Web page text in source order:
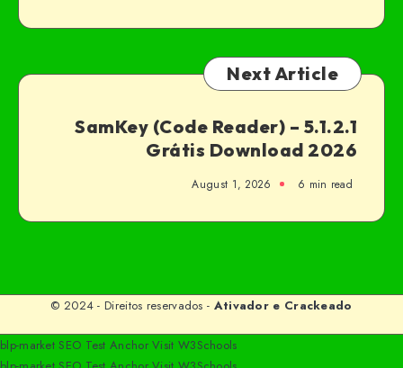
Next Article
SamKey (Code Reader) – 5.1.2.1
Grátis Download 2026
August 1, 2026 6 min read
© 2024 - Direitos reservados - Ativador e Crackeado
blp-market SEO Test Anchor Visit W3Schools